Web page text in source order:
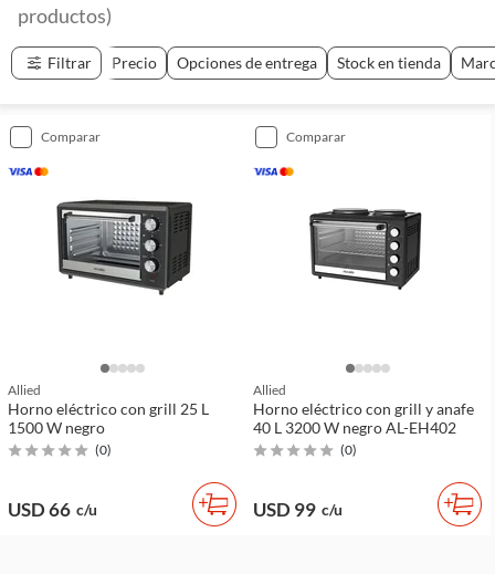
productos)
Filtrar Precio Opciones de entrega Stock en tienda
comparar
Allied
Horno eléctrico con grill 25 L
1500 W negro
(0)
USD 66 c/u
comparar
Allied
Horno eléctrico con grill y anafe
40 L 3200 W negro AL-EH402
(0)
USD 99 c/u